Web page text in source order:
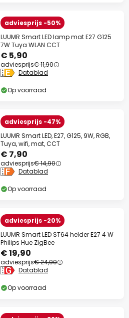
adviesprijs -50%
LUUMR Smart LED lamp mat E27 G125
7W Tuya WLAN CCT
€ 5,90
adviesprijs€ 11,90
Datablad
Op voorraad
adviesprijs -47%
LUUMR Smart LED, E27, G125, 9W, RGB,
Tuya, wifi, mat, CCT
€ 7,90
adviesprijs€ 14,90
Datablad
Op voorraad
adviesprijs -20%
LUUMR Smart LED ST64 helder E27 4 W
Philips Hue ZigBee
€ 19,90
adviesprijs€ 24,90
Datablad
Op voorraad